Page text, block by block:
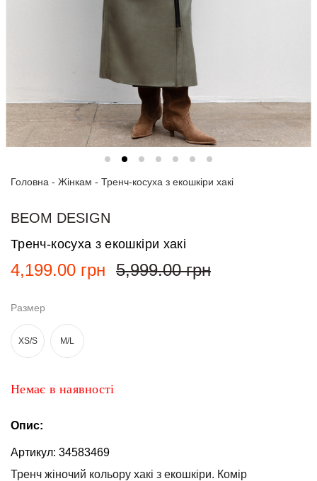
Блузи
та
сорочки
Сукні
Піджаки
та
Футболки
та поло
Джинси
та
брюки
боді
білизна
сумки
Головна - Жінкам - Тренч-косуха з екошкіри хакі
BEOM DESIGN
Тренч-косуха з екошкіри хакі
5,999.00грн
4,199.00 грн
Размер
XS/S M/L
Немає в наявності
Опис:
Артикул: 34583469
Тренч жіночий кольору хакі з екошкіри. Комір